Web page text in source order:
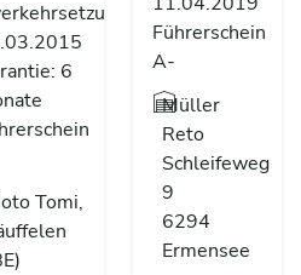
6
Tomi,
Führerschein
A-
Müller
Reto
Schleifeweg
9
6294
Ermensee